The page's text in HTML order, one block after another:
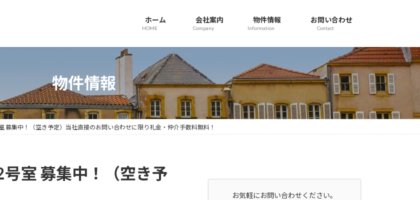
ホーム
HOME
会社案内
Company
物件情報
Information
お問い合わせ
Contact
物件情報
募集中！（空き予定）当社直接のお問い合わせに限り礼金・仲介手数料無料！
号室 募集中！（空き予
お気軽にお問い合わせください。